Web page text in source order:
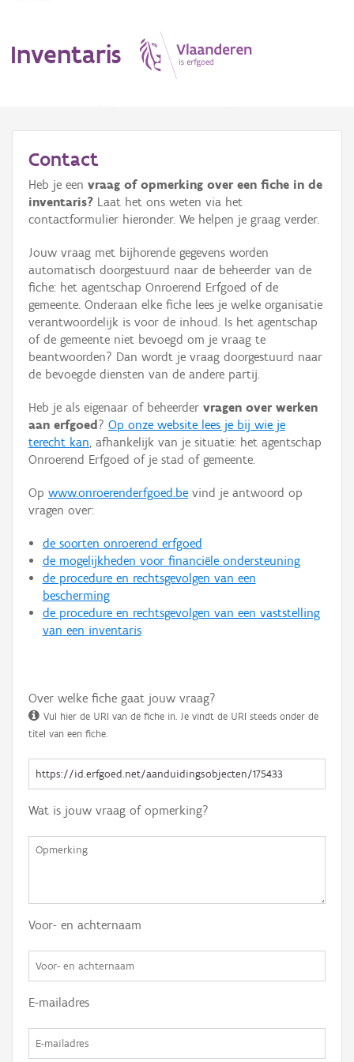
Inventaris
Erfgoedobject
Aanduidingsobject
Waarneming
Thema
Gebeurtenis
Persoon of collectief
Hergebruik
Aanmelden
Contact
Heb je een vraag of opmerking over een fiche in de
inventaris? Laat het ons weten via het
contactformulier hieronder. We helpen je graag verder.
Jouw vraag met bijhorende gegevens worden
automatisch doorgestuurd naar de beheerder van de
fiche: het agentschap Onroerend Erfgoed of de
gemeente. Onderaan elke fiche lees je welke organisatie
verantwoordelijk is voor de inhoud. Is het agentschap
of de gemeente niet bevoegd om je vraag te
beantwoorden? Dan wordt je vraag doorgestuurd naar
de bevoegde diensten van de andere partij.
Heb je als eigenaar of beheerder vragen over werken
aan erfgoed ? Op onze website lees je bij wie je
terecht kan, afhankelijk van je situatie: het agentschap
Onroerend Erfgoed of je stad of gemeente.
Op www.onroerenderfgoed.be vind je antwoord op
vragen over:
de soorten onroerend erfgoed
de mogelijkheden voor financiële ondersteuning
de procedure en rechtsgevolgen van een
bescherming
de procedure en rechtsgevolgen van een vaststelling
van een inventaris
Over welke fiche gaat jouw vraag?
Vul hier de URI van de fiche in. Je vindt de URI steeds onder de
titel van een fiche.
Wat is jouw vraag of opmerking?
Voor- en achternaam
E-mailadres